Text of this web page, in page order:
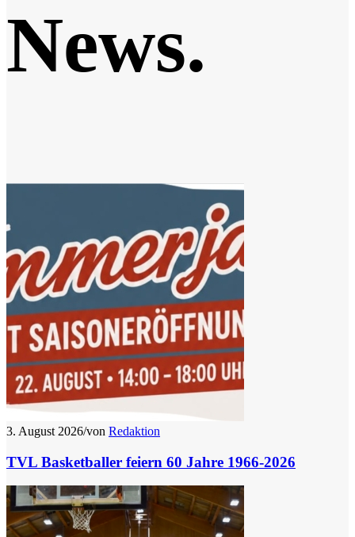
News.
3. August 2026/von Redaktion
TVL Basketballer feiern 60 Jahre 1966-2026